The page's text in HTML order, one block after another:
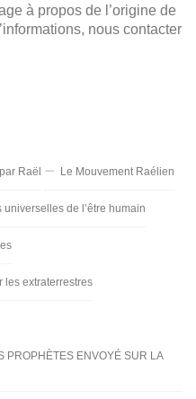
à propos de l’origine de
nous contacter
Raël Le Mouvement Raélien
universelles de l’être humain
les extraterrestres
PROPHÈTES ENVOYÉ SUR LA